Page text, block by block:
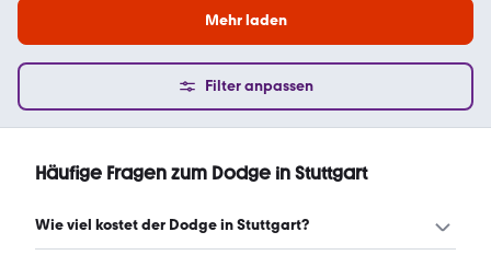
Mehr laden
Filter anpassen
Häufige Fragen zum Dodge in Stuttgart
Wie viel kostet der Dodge in Stuttgart?